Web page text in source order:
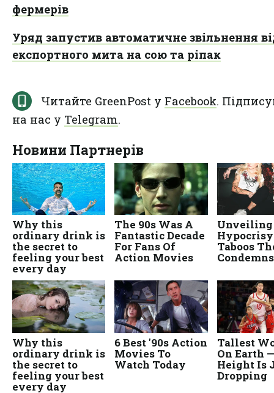
фермерів
Уряд запустив автоматичне звільнення
експортного мита на сою та ріпак
Читайте GreenPost у Facebook.
на нас у Telegram.